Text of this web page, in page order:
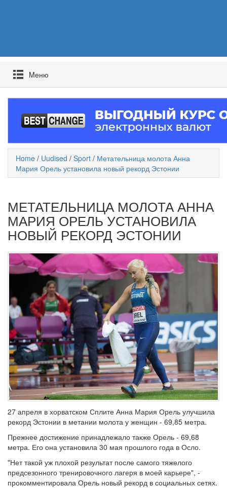
Mеню
Home / Uudised / Sport / Метательница молота Анна
Мария Орель установила новый рекорд Эстонии
МЕТАТЕЛЬНИЦА МОЛОТА АННА
МАРИЯ ОРЕЛЬ УСТАНОВИЛА
НОВЫЙ РЕКОРД ЭСТОНИИ
27 апреля в хорватском Сплите Анна Мария Орель улучшила
рекорд Эстонии в метании молота у женщин - 69,85 метра.
Прежнее достижение принадлежало также Орель - 69,68
метра. Его она установила 30 мая прошлого года в Осло.
"Нет такой уж плохой результат после самого тяжелого
предсезонного тренировочного лагеря в моей карьере", -
прокомментировала Орель новый рекорд в социальных сетях.